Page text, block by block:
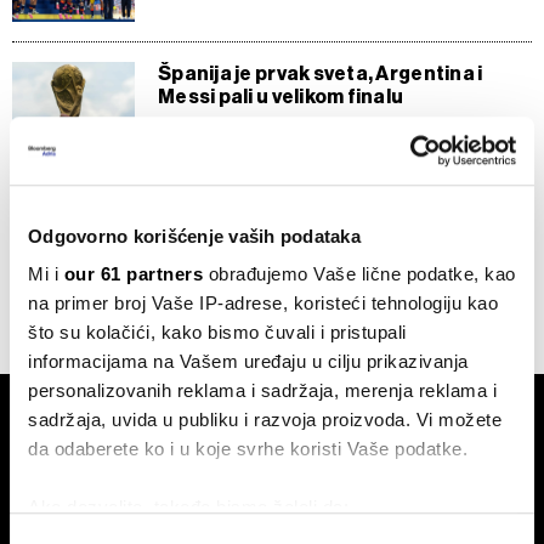
Odgovorno korišćenje vaših podataka
Mi i our 61 partners obrađujemo Vaše lične podatke, kao
na primer broj Vaše IP-adrese, koristeći tehnologiju kao
što su kolačići, kako bismo čuvali i pristupali
informacijama na Vašem uređaju u cilju prikazivanja
personalizovanih reklama i sadržaja, merenja reklama i
sadržaja, uvida u publiku i razvoja proizvoda. Vi možete
da odaberete ko i u koje svrhe koristi Vaše podatke.
Španija je prvak sveta, Argentina i
Messi pali u velikom finalu